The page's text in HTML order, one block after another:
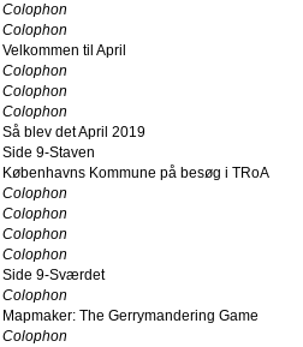
Colophon
Colophon
Velkommen til April
Colophon
Colophon
Colophon
Så blev det April 2019
Side 9-Staven
Københavns Kommune på besøg i TRoA
Colophon
Colophon
Colophon
Colophon
Side 9-Sværdet
Colophon
Mapmaker: The Gerrymandering Game
Colophon